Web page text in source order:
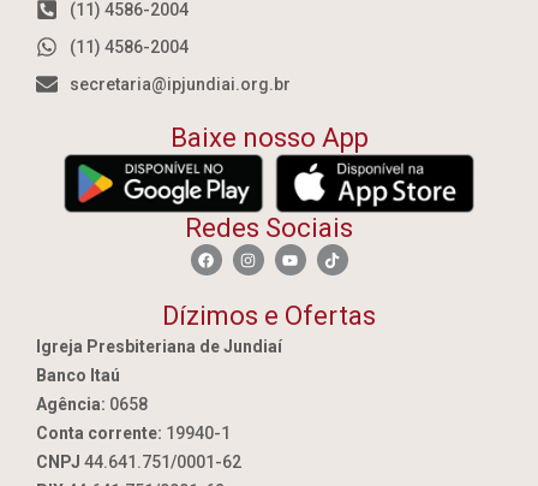
(11) 4586-2004
(11) 4586-2004
secretaria@ipjundiai.org.br
Baixe nosso App
Redes Sociais
Dízimos e Ofertas
Igreja Presbiteriana de Jundiaí
Banco Itaú
Agência: 0658
Conta corrente: 19940-1
CNPJ 44.641.751/0001-62